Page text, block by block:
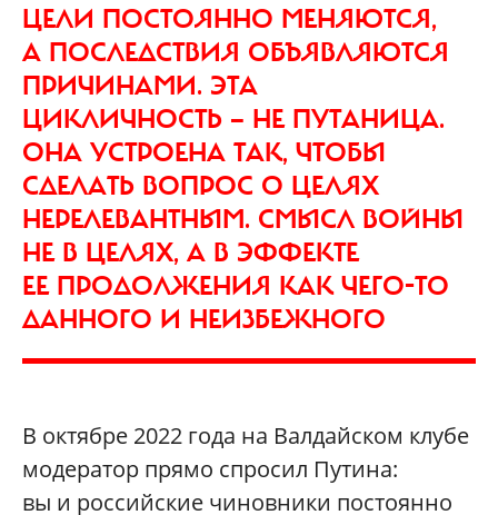
ЦЕЛИ ПОСТОЯННО МЕНЯЮТСЯ,
А ПОСЛЕДСТВИЯ ОБЪЯВЛЯЮТСЯ
ПРИЧИНАМИ. ЭТА
ЦИКЛИЧНОСТЬ — НЕ ПУТАНИЦА.
ОНА УСТРОЕНА ТАК, ЧТОБЫ
СДЕЛАТЬ ВОПРОС О ЦЕЛЯХ
НЕРЕЛЕВАНТНЫМ. СМЫСЛ ВОЙНЫ
НЕ В ЦЕЛЯХ, А В ЭФФЕКТЕ
ЕЕ ПРОДОЛЖЕНИЯ КАК ЧЕГО-ТО
ДАННОГО И НЕИЗБЕЖНОГО
В октябре 2022 года на Валдайском клубе
модератор прямо спросил Путина:
вы и российские чиновники постоянно